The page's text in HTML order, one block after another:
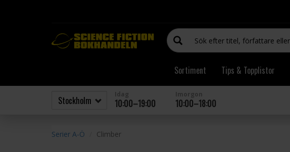
Sortiment Tips & Topplistor
10:00–19:00 10:00–18:00
Serier A-Ö Climber